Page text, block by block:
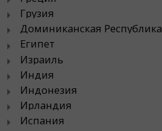
Грузия
Доминиканская Республика
Египет
Израиль
Индия
Индонезия
Ирландия
Испания